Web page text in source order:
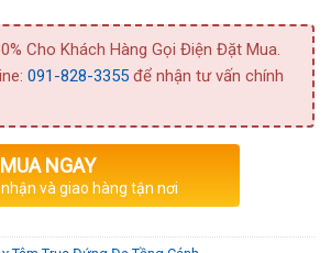
Cho Khách Hàng Gọi Điện Đặt Mua.
091-828-3355 để nhận tư vấn chính
MUA NGAY
và giao hàng tận nơi